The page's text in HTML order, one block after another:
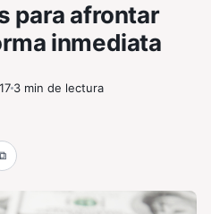
para afrontar
inmediata
3 min de lectura